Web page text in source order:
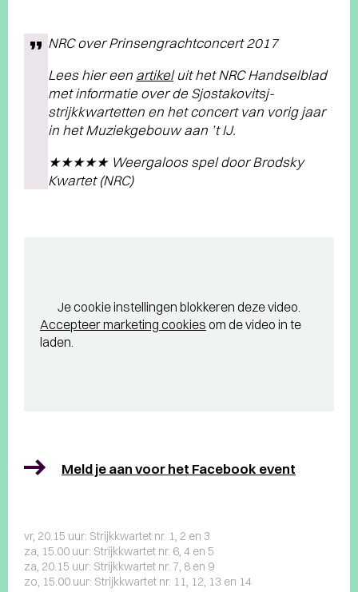
NRC over Prinsengrachtconcert 2017
Lees hier een artikeluit het NRC Handselblad
met informatie over de Sjostakovitsj-
strijkkwartetten en het concert van vorig jaar
in het Muziekgebouw aan ’t IJ.
★★★★★ Weergaloos spel door Brodsky
Kwartet (NRC)
Je cookie instellingen blokkeren deze video.
Accepteer marketing cookies om de video in te
laden.
Meld je aan voor het Facebook event
vr, 20.15 uur: Strijkkwartet nr. 1, 2 en 3
za, 15.00 uur: Strijkkwartet nr. 6, 4 en 5
za, 20.15 uur: Strijkkwartet nr. 7, 8 en 9
zo, 15.00 uur: Strijkkwartet nr. 11, 12, 13 en 14